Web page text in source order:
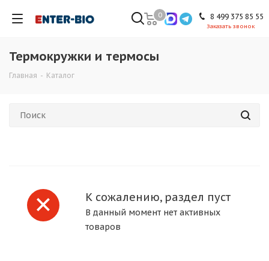
8 499 375 85 55
Заказать звонок
0
Термокружки и термосы
Главная - Каталог
К сожалению, раздел пуст
В данный момент нет активных
товаров